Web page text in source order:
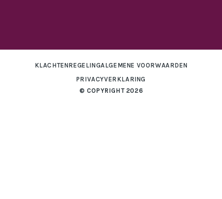
KLACHTENREGELINGALGEMENE VOORWAARDEN
PRIVACYVERKLARING
© COPYRIGHT 2026